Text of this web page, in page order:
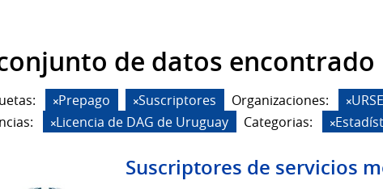
de datos encontrado
Prepago Suscriptores Organizaciones:
Licencia de DAG de Uruguay Categorias:
Suscriptores de servicios